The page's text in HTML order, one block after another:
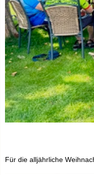
Für die alljährliche